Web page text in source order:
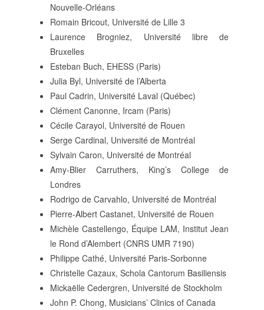
Nouvelle-Orléans
Romain Bricout, Université de Lille 3
Laurence Brogniez, Université libre de
Bruxelles
Esteban Buch, EHESS (Paris)
Julia Byl, Université de l’Alberta
Paul Cadrin, Université Laval (Québec)
Clément Canonne, Ircam (Paris)
Cécile Carayol, Université de Rouen
Serge Cardinal, Université de Montréal
Sylvain Caron, Université de Montréal
Amy-Blier Carruthers, King’s College de
Londres
Rodrigo de Carvahlo, Université de Montréal
Pierre-Albert Castanet, Université de Rouen
Michèle Castellengo, Équipe LAM, Institut Jean
le Rond d’Alembert (CNRS UMR 7190)
Philippe Cathé, Université Paris-Sorbonne
Christelle Cazaux, Schola Cantorum Basiliensis
Mickaëlle Cedergren, Université de Stockholm
John P. Chong, Musicians’ Clinics of Canada